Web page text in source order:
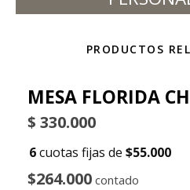
PRODUCTOS
MESA FLORIDA
$ 330.000
6cuotas fijas de $55.000
$264.000 contado